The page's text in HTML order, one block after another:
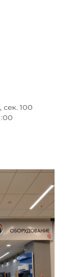
сек. 100